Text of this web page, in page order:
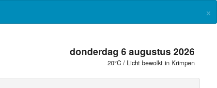
×
donderdag 6 augustus 2026
20°C / Licht bewolkt in Krimpen